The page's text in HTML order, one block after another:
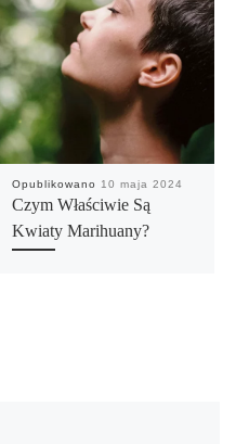
Opublikowano 10 maja 2024
Czym Właściwie Są
Kwiaty Marihuany?